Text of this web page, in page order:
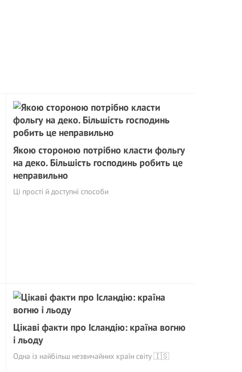
Якою стороною потрібно класти фольгу
на деко. Більшість господинь робить це
неправильно
Ці прості й доступні способи
Цікаві факти про Ісландію: країна вогню
і льоду
Одна із найбільш незвичайних країн світу 🇮🇸